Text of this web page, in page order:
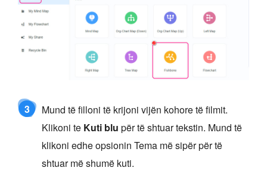
3
Mund të filloni të krijoni vijën kohore të filmit.
Klikoni te Kuti blu për të shtuar tekstin. Mund të
klikoni edhe opsionin Tema më sipër për të
shtuar më shumë kuti.